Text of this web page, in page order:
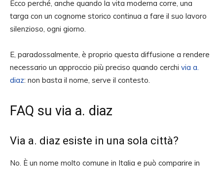
Ecco perché, anche quando la vita moderna corre, una
targa con un cognome storico continua a fare il suo lavoro
silenzioso, ogni giorno.
E, paradossalmente, è proprio questa diffusione a rendere
necessario un approccio più preciso quando cerchi via a.
diaz: non basta il nome, serve il contesto.
FAQ su via a. diaz
Via a. diaz esiste in una sola città?
No. È un nome molto comune in Italia e può comparire in